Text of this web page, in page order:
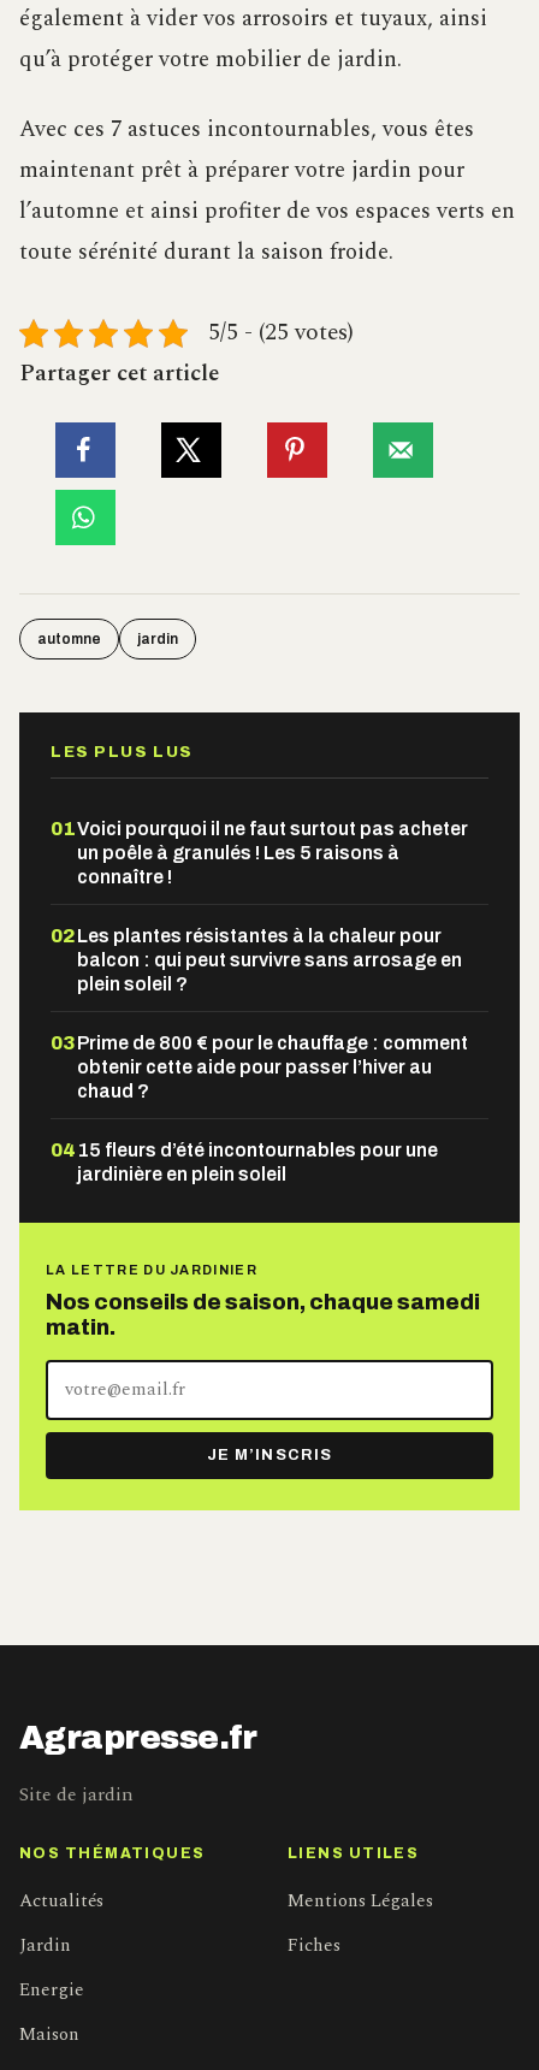
également à vider vos arrosoirs et tuyaux, ainsi
qu’à protéger votre mobilier de jardin.
Avec ces 7 astuces incontournables, vous êtes
maintenant prêt à préparer votre jardin pour
l’automne et ainsi profiter de vos espaces verts en
toute sérénité durant la saison froide.
5/5 - (25 votes)
Partager cet article
automne jardin
LES PLUS LUS
01Voici pourquoi il ne faut surtout pas acheter
un poêle à granulés ! Les 5 raisons à
connaître !
02Les plantes résistantes à la chaleur pour
balcon : qui peut survivre sans arrosage en
plein soleil ?
03Prime de 800 € pour le chauffage : comment
obtenir cette aide pour passer l’hiver au
chaud ?
04 15 fleurs d’été incontournables pour une
jardinière en plein soleil
LA LETTRE DU JARDINIER
Nos conseils de saison, chaque samedi
matin.
Votre
adresse
e-
mail
JE M’INSCRIS
Agrapresse.fr
Site de jardin
NOS THÉMATIQUES
Actualités
Jardin
Energie
Maison
LIENS UTILES
Mentions Légales
Fiches